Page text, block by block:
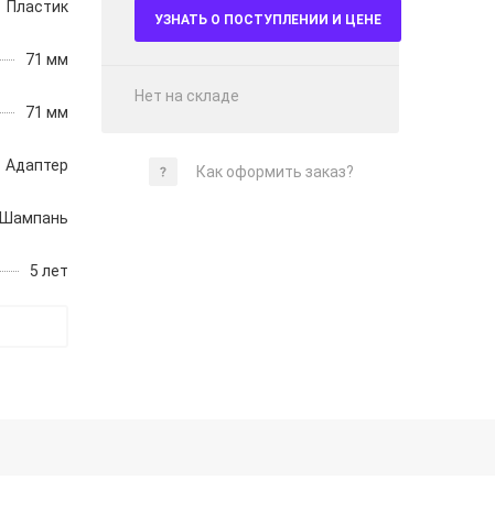
Пластик
71 мм
71 мм
Адаптер
Шампань
5 лет
УЗНАТЬ О ПОСТУПЛЕНИИ И ЦЕНЕ
Нет на складе
Как оформить заказ?